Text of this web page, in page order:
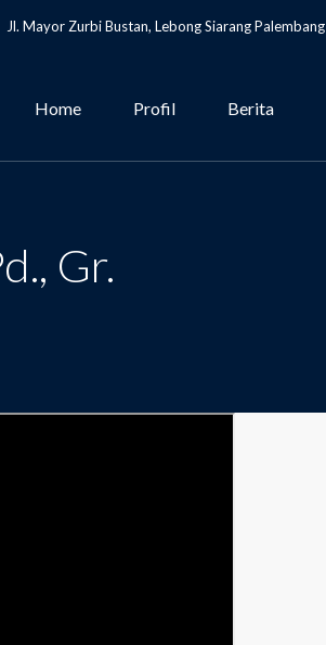
Jl. Mayor Zurbi Bustan, Lebong Siarang Palembang
Home Profil Berita
Gr.